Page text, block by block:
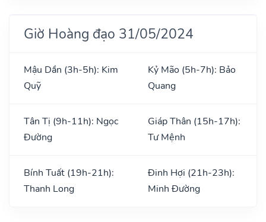
Giờ Hoàng đạo 31/05/2024
Mậu Dần (3h-5h): Kim
Quỹ
Kỷ Mão (5h-7h): Bảo
Quang
Tân Tị (9h-11h): Ngọc
Đường
Giáp Thân (15h-17h):
Tư Mệnh
Bính Tuất (19h-21h):
Thanh Long
Đinh Hợi (21h-23h):
Minh Đường